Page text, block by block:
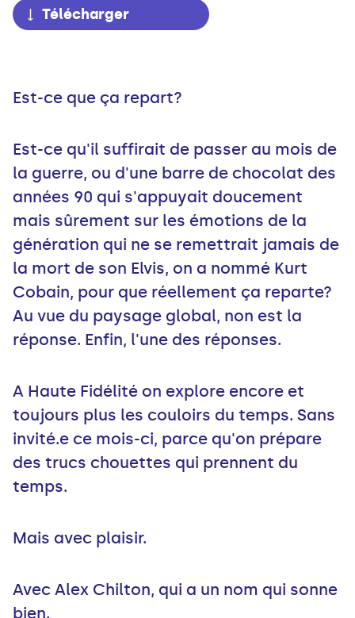
Télécharger
Est-ce que ça repart?
Est-ce qu'il suffirait de passer au mois de
la guerre, ou d'une barre de chocolat des
années 90 qui s'appuyait doucement
mais sûrement sur les émotions de la
génération qui ne se remettrait jamais de
la mort de son Elvis, on a nommé Kurt
Cobain, pour que réellement ça reparte?
Au vue du paysage global, non est la
réponse. Enfin, l'une des réponses.
A Haute Fidélité on explore encore et
toujours plus les couloirs du temps. Sans
invité.e ce mois-ci, parce qu'on prépare
des trucs chouettes qui prennent du
temps.
Mais avec plaisir.
Avec Alex Chilton, qui a un nom qui sonne
bien.